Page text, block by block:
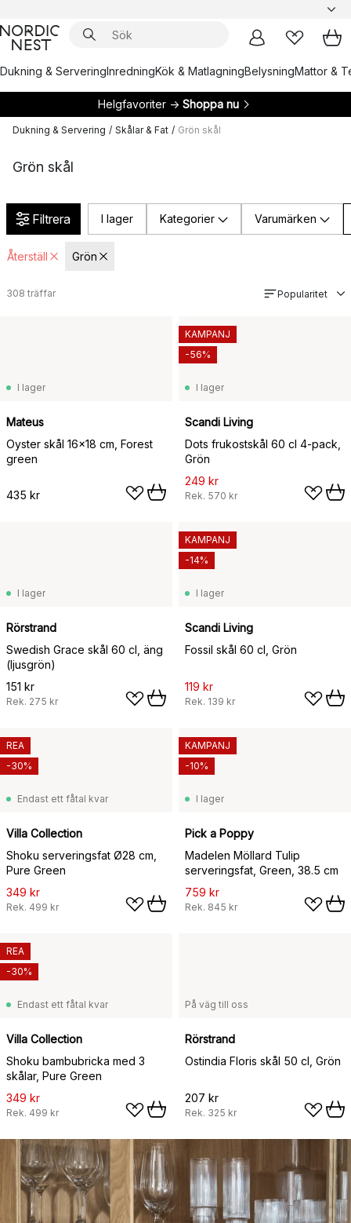
Dukning & ServeringInredningKök & MatlagningBelysningMattor &
Helgfavoriter → Shoppa nu
Dukning & Servering / Skålar & Fat / Grön skål
Grön skål
Filtrera I lager Kategorier Varumärken
Återställ Grön
308 träffar Popularitet
I lager
Mateus
Oyster skål 16x18 cm, Forest
green
435 kr
I lager
Scandi Living
Dots frukostskål 60 cl 4-pack,
Grön
249 kr
Rek. 570 kr
KAMPANJ
-56%
I lager
Rörstrand
Swedish Grace skål 60 cl, äng
(ljusgrön)
151 kr
Rek. 275 kr
I lager
Scandi Living
Fossil skål 60 cl, Grön
119 kr
Rek. 139 kr
KAMPANJ
-14%
Endast ett fåtal kvar
Villa Collection
Shoku serveringsfat Ø28 cm,
Pure Green
349 kr
Rek. 499 kr
REA
-30%
I lager
Pick a Poppy
Madelen Möllard Tulip
serveringsfat, Green, 38.5 cm
759 kr
Rek. 845 kr
KAMPANJ
-10%
Endast ett fåtal kvar
Villa Collection
Shoku bambubricka med 3
skålar, Pure Green
349 kr
Rek. 499 kr
REA
-30%
På väg till oss
Rörstrand
Ostindia Floris skål 50 cl, Grön
207 kr
Rek. 325 kr